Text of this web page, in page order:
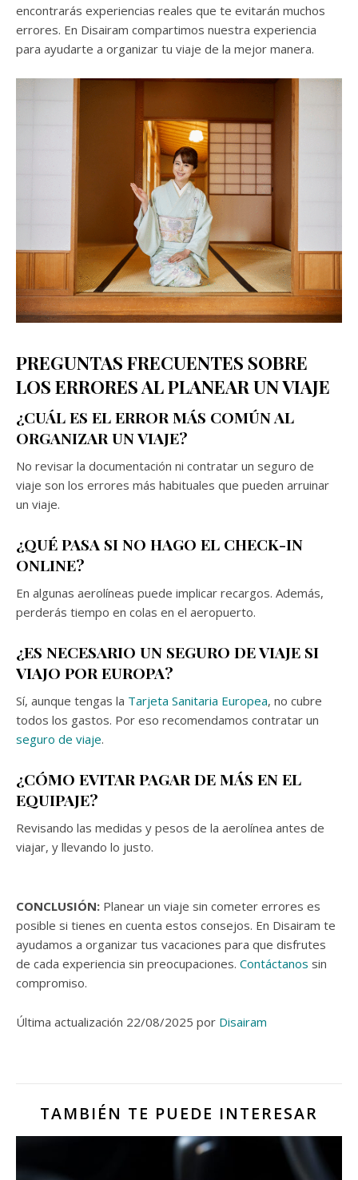
encontrarás experiencias reales que te evitarán muchos
errores. En Disairam compartimos nuestra experiencia
para ayudarte a organizar tu viaje de la mejor manera.
PREGUNTAS FRECUENTES SOBRE
LOS ERRORES AL PLANEAR UN VIAJE
¿CUÁL ES EL ERROR MÁS COMÚN AL
ORGANIZAR UN VIAJE?
No revisar la documentación ni contratar un seguro de
viaje son los errores más habituales que pueden arruinar
un viaje.
¿QUÉ PASA SI NO HAGO EL CHECK-IN
ONLINE?
En algunas aerolíneas puede implicar recargos. Además,
perderás tiempo en colas en el aeropuerto.
¿ES NECESARIO UN SEGURO DE VIAJE SI
VIAJO POR EUROPA?
Sí, aunque tengas la Tarjeta Sanitaria Europea, no cubre
todos los gastos. Por eso recomendamos contratar un
seguro de viaje.
¿CÓMO EVITAR PAGAR DE MÁS EN EL
EQUIPAJE?
Revisando las medidas y pesos de la aerolínea antes de
viajar, y llevando lo justo.
CONCLUSIÓN: Planear un viaje sin cometer errores es
posible si tienes en cuenta estos consejos. En Disairam te
ayudamos a organizar tus vacaciones para que disfrutes
de cada experiencia sin preocupaciones. Contáctanos sin
compromiso.
Última actualización 22/08/2025 por Disairam
TAMBIÉN TE PUEDE INTERESAR